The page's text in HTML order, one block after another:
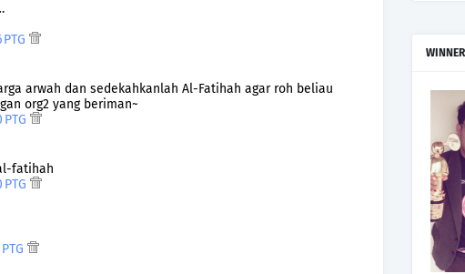
arwah dan sedekahkanlah Al-Fatihah agar roh beliau
org2 yang beriman~
fatihah